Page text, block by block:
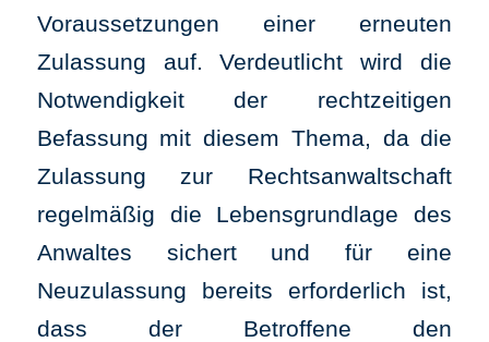
Voraussetzungen einer erneuten
Zulassung auf. Verdeutlicht wird die
Notwendigkeit der rechtzeitigen
Befassung mit diesem Thema, da die
Zulassung zur Rechtsanwaltschaft
regelmäßig die Lebensgrundlage des
Anwaltes sichert und für eine
Neuzulassung bereits erforderlich ist,
dass der Betroffene den